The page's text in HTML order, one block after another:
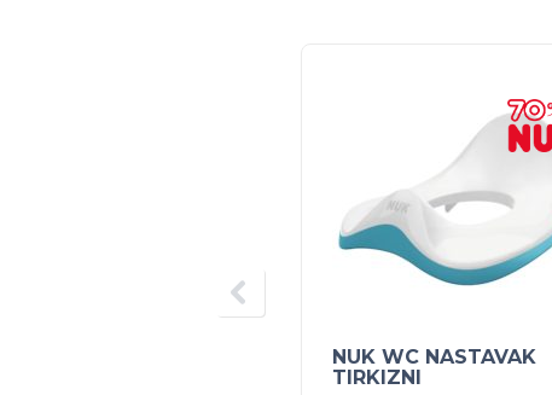
NUK WC NASTAVAK
TIRKIZNI